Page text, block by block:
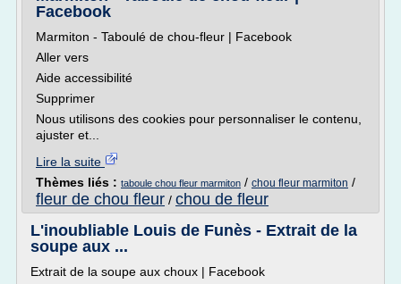
Facebook
Marmiton - Taboulé de chou-fleur | Facebook
Aller vers
Aide accessibilité
Supprimer
Nous utilisons des cookies pour personnaliser le contenu,
ajuster et...
Lire la suite
Thèmes liés : taboule chou fleur marmiton / chou fleur marmiton /
fleur de chou fleur / chou de fleur
L'inoubliable Louis de Funès - Extrait de la
soupe aux ...
Extrait de la soupe aux choux | Facebook